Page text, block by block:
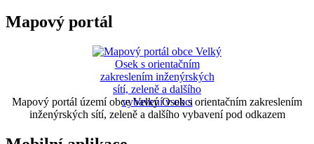
Mapový portál
Mapový portál území obce Velký Osek s orientačním zakreslením
inženýrských sítí, zeleně a dalšího vybavení pod odkazem